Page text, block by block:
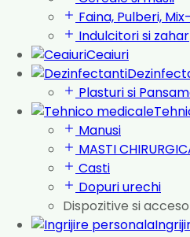
Faina, Pulberi,
Indulcitori si zahar
Ceaiuri
Plasturi si
Manusi
MASTI
Casti
Dopuri urechi
Dispozitive si